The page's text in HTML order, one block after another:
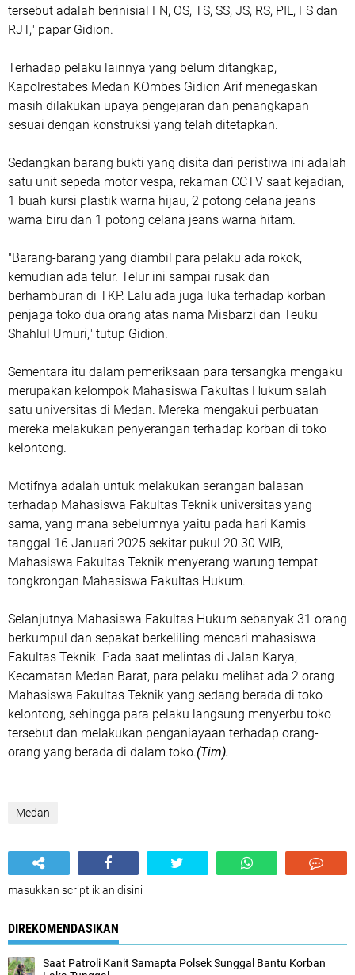
tersebut adalah berinisial FN, OS, TS, SS, JS, RS, PIL, FS dan
RJT," papar Gidion.
Terhadap pelaku lainnya yang belum ditangkap,
Kapolrestabes Medan KOmbes Gidion Arif menegaskan
masih dilakukan upaya pengejaran dan penangkapan
sesuai dengan konstruksi yang telah ditetapkan.
Sedangkan barang bukti yang disita dari peristiwa ini adalah
satu unit sepeda motor vespa, rekaman CCTV saat kejadian,
1 buah kursi plastik warna hijau, 2 potong celana jeans
warna biru dan 1 potong celana jeans warna hitam.
"Barang-barang yang diambil para pelaku ada rokok,
kemudian ada telur. Telur ini sampai rusak dan
berhamburan di TKP. Lalu ada juga luka terhadap korban
penjaga toko dua orang atas nama Misbarzi dan Teuku
Shahlul Umuri," tutup Gidion.
Sementara itu dalam pemeriksaan para tersangka mengaku
merupakan kelompok Mahasiswa Fakultas Hukum salah
satu universitas di Medan. Mereka mengakui perbuatan
mereka melakukan penyerangan terhadap korban di toko
kelontong.
Motifnya adalah untuk melakukan serangan balasan
terhadap Mahasiswa Fakultas Teknik universitas yang
sama, yang mana sebelumnya yaitu pada hari Kamis
tanggal 16 Januari 2025 sekitar pukul 20.30 WIB,
Mahasiswa Fakultas Teknik menyerang warung tempat
tongkrongan Mahasiswa Fakultas Hukum.
Selanjutnya Mahasiswa Fakultas Hukum sebanyak 31 orang
berkumpul dan sepakat berkeliling mencari mahasiswa
Fakultas Teknik. Pada saat melintas di Jalan Karya,
Kecamatan Medan Barat, para pelaku melihat ada 2 orang
Mahasiswa Fakultas Teknik yang sedang berada di toko
kelontong, sehingga para pelaku langsung menyerbu toko
tersebut dan melakukan penganiayaan terhadap orang-
orang yang berada di dalam toko.(Tim).
Medan
masukkan script iklan disini
DIREKOMENDASIKAN
Saat Patroli Kanit Samapta Polsek Sunggal Bantu Korban